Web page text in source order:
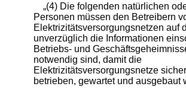
„(4) Die folgenden natürlichen
Personen müssen den Betreibern
Elektrizitätsversorgungsnetzen auf
unverzüglich die Informationen
Betriebs- und
notwendig sind, damit die
Elektrizitätsversorgungsnetze
betrieben, gewartet und ausgebaut